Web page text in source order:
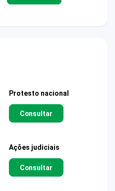
Protesto nacional
Consultar
Ações judiciais
Consultar